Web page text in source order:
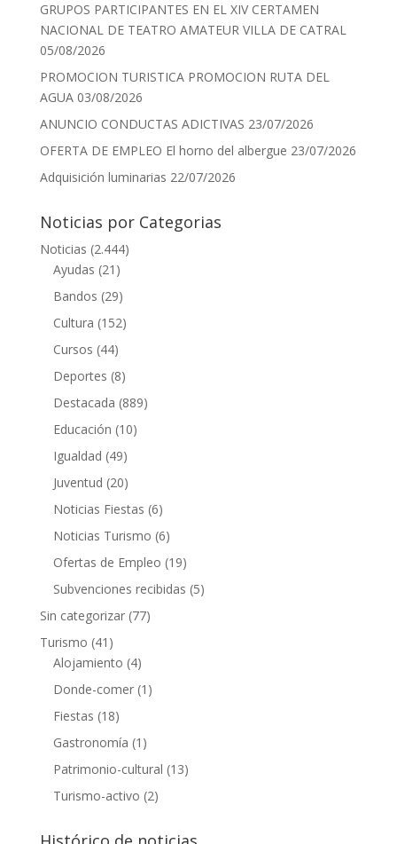
GRUPOS PARTICIPANTES EN EL XIV CERTAMEN
NACIONAL DE TEATRO AMATEUR VILLA DE CATRAL
05/08/2026
PROMOCION TURISTICA PROMOCION RUTA DEL
AGUA 03/08/2026
ANUNCIO CONDUCTAS ADICTIVAS 23/07/2026
OFERTA DE EMPLEO El horno del albergue 23/07/2026
Adquisición luminarias 22/07/2026
Noticias por Categorias
Noticias (2.444)
Ayudas (21)
Bandos (29)
Cultura (152)
Cursos (44)
Deportes (8)
Destacada (889)
Educación (10)
Igualdad (49)
Juventud (20)
Noticias Fiestas (6)
Noticias Turismo (6)
Ofertas de Empleo (19)
Subvenciones recibidas (5)
Sin categorizar(77)
Turismo (41)
Alojamiento (4)
Donde-comer(1)
Fiestas (18)
Gastronomía (1)
Patrimonio-cultural (13)
Turismo-activo (2)